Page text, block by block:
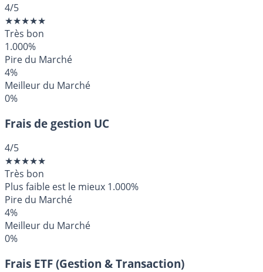
4/5
★★★★★
Très bon
1.000%
Pire du Marché
4%
Meilleur du Marché
0%
Frais de gestion UC
4/5
★★★★★
Très bon
Plus faible est le mieux 1.000%
Pire du Marché
4%
Meilleur du Marché
0%
Frais ETF (Gestion & Transaction)